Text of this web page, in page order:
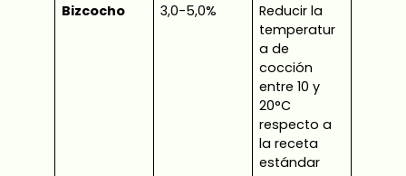
Bizcocho
3,0-5,0%
Reducir la
temperatur
a de
cocción
entre 10 y
20°C
respecto a
la receta
estándar